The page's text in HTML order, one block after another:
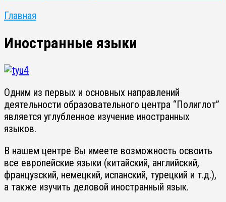
Главная
Иностранные языки
Одним из первых и основных направлений
деятельности образовательного центра “Полиглот”
является углубленное изучение иностранных
языков.
В нашем центре Вы имеете возможность освоить
все европейские языки (китайский, английский,
французский, немецкий, испанский, турецкий и т.д.),
а также изучить деловой иностранный язык.